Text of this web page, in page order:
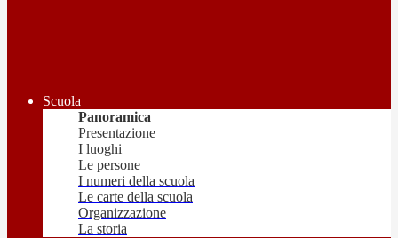
Scuola
Panoramica
Presentazione
I luoghi
Le persone
I numeri della scuola
Le carte della scuola
Organizzazione
La storia